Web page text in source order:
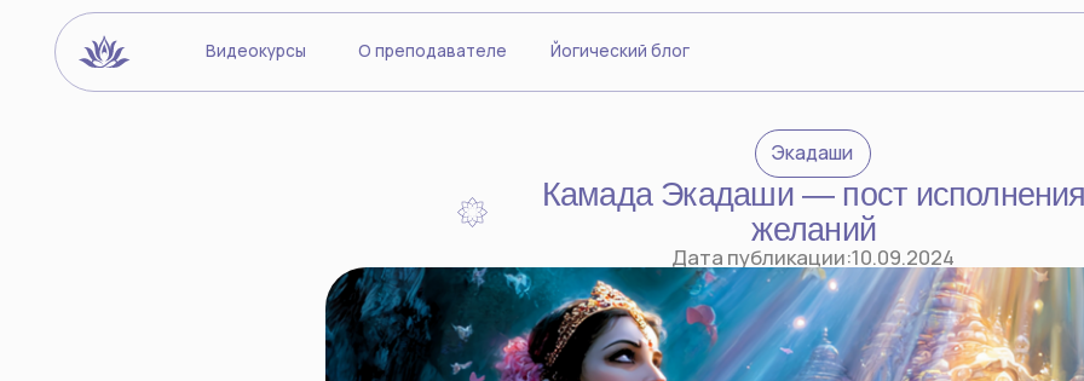
Видеокурсы О преподавателе Йогический блог
Экадаши
Камада Экадаши — пост исполнения
желаний
Дата публикации:10.09.2024